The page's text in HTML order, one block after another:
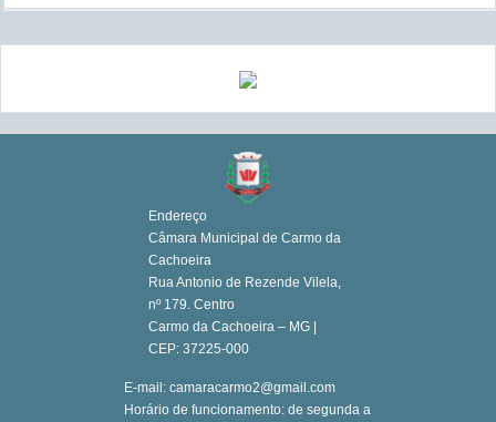
Endereço
Câmara Municipal de Carmo da
Cachoeira
Rua Antonio de Rezende Vilela,
nº 179. Centro
Carmo da Cachoeira – MG |
CEP: 37225-000
E-mail: camaracarmo2@gmail.com
Horário de funcionamento: de segunda a